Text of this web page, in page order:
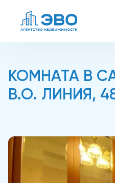
КОМНАТА В
В.О. ЛИНИЯ,